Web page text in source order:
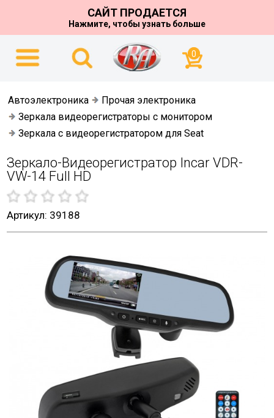
САЙТ ПРОДАЕТСЯ
Нажмите, чтобы узнать больше
0
Автоэлектроника
Прочая электроника
Зеркала видеорегистраторы с монитором
Зеркала с видеорегистратором для Seat
Зеркало-Видеорегистратор Incar VDR-
VW-14 Full HD
Артикул: 39188